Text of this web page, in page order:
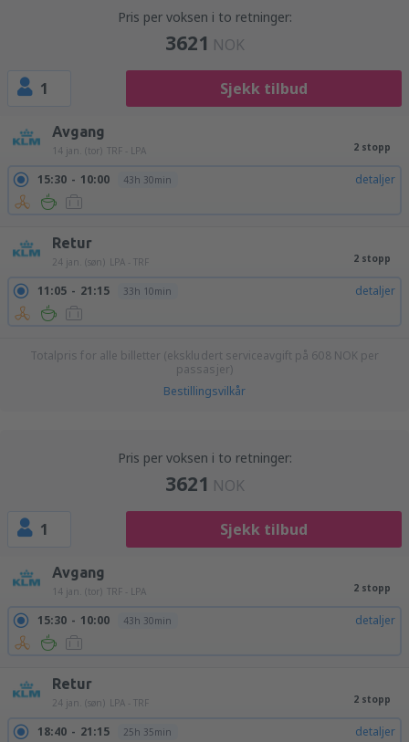
Pris per voksen i to retninger:
3621 NOK
1 Sjekk tilbud
Avgang
14 jan. (tor) TRF - LPA 2 stopp
15:30 10:00 43h 30min detaljer
Retur
24 jan. (søn) LPA - TRF 2 stopp
11:05 21:15 33h 10min detaljer
Totalpris for alle billetter (ekskludert serviceavgift på 608 NOK per
passasjer)
Bestillingsvilkår
Pris per voksen i to retninger:
3621 NOK
1 Sjekk tilbud
Avgang
14 jan. (tor) TRF - LPA 2 stopp
15:30 10:00 43h 30min detaljer
Retur
24 jan. (søn) LPA - TRF 2 stopp
18:40 21:15 25h 35min detaljer